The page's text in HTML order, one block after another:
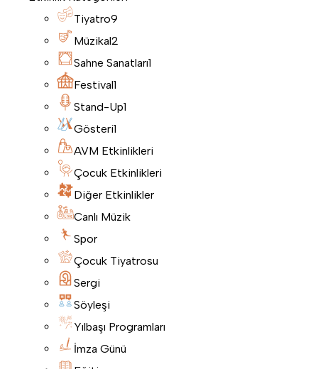
Tiyatro9
Müzikal2
Sahne Sanatları1
Festival1
Stand-Up1
Gösteri1
AVM Etkinlikleri
Çocuk Etkinlikleri
Diğer Etkinlikler
Canlı Müzik
Spor
Çocuk Tiyatrosu
Sergi
Söyleşi
Yılbaşı Programları
İmza Günü